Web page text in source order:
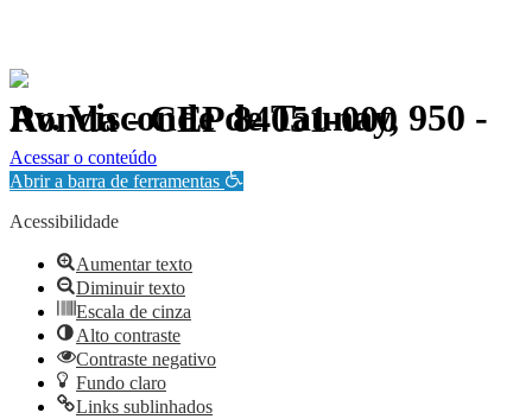
Av. Visconde de Taunay, 950 - Ronda - CEP 84051-000
Política de Privacidade.
Acessar o conteúdo
Abrir a barra de ferramentas
Acessibilidade
Aumentar texto
Diminuir texto
Escala de cinza
Alto contraste
Contraste negativo
Fundo claro
Links sublinhados